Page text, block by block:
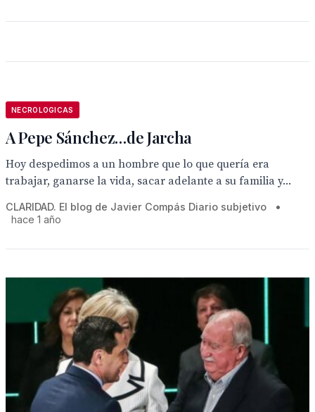
NECROLOGICAS
A Pepe Sánchez…de Jarcha
Hoy despedimos a un hombre que lo que quería era
trabajar, ganarse la vida, sacar adelante a su familia y...
CLARIDAD. El blog de Javier Compás Diario subjetivo
•
hace 1 año